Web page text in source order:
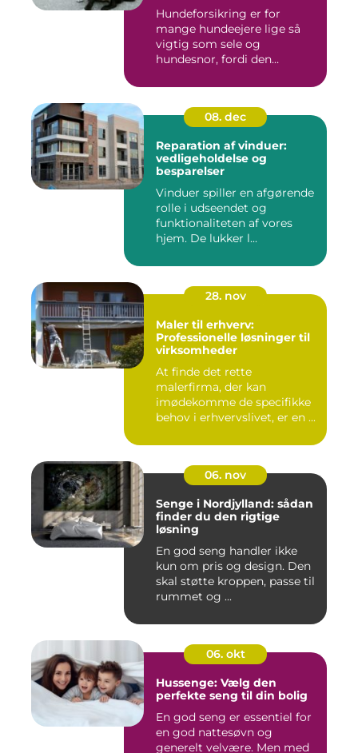
Hundeforsikring er for
mange hundeejere lige så
vigtig som sele og
hundesnor, fordi den
08. dec
Reparation af vinduer:
vedligeholdelse og
besparelser
Vinduer spiller en afgørende
rolle i udseendet og
funktionaliteten af vores
hjem. De lukker l...
28. nov
Maler til erhverv:
Professionelle løsninger til
virksomheder
At finde det rette
malerfirma, der kan
imødekomme de specifikke
behov i erhvervslivet, er en ...
06. nov
Senge i Nordjylland: sådan
finder du den rigtige
løsning
En god seng handler ikke
kun om pris og design. Den
skal støtte kroppen, passe til
rummet og ...
06. okt
Hussenge: Vælg den
perfekte seng til din bolig
En god seng er essentiel for
en god nattesøvn og
generelt velvære. Men med